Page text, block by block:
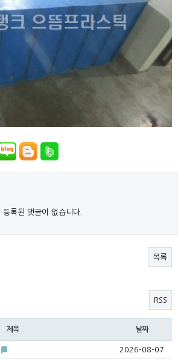
등록된 댓글이 없습니다.
목록
RSS
제목 날짜
2026-08-07